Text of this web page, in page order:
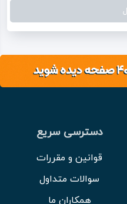
دسترسی سریع
قوانین و مقررات
سوالات متداول
همکاران ما